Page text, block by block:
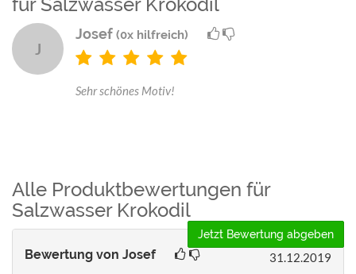
J
Josef (0x hilfreich)
Sehr schönes Motiv!
Alle Produktbewertungen für
Salzwasser Krokodil
Jetzt Bewertung abgeben
Bewertung von Josef 31.12.2019